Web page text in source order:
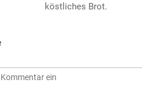
köstliches Brot.